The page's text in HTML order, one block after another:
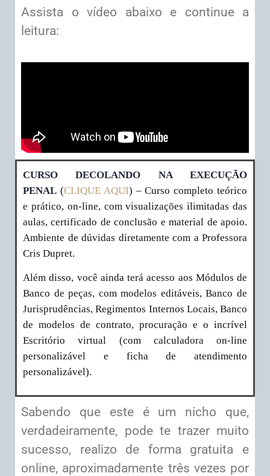
Assista o vídeo abaixo e continue a
leitura:
CURSO DECOLANDO NA EXECUÇÃO
PENAL (CLIQUE AQUI) – Curso completo teórico
e prático, on-line, com visualizações ilimitadas das
aulas, certificado de conclusão e material de apoio.
Ambiente de dúvidas diretamente com a Professora
Cris Dupret.
Além disso, você ainda terá acesso aos Módulos de
Banco de peças, com modelos editáveis, Banco de
Jurisprudências, Regimentos Internos Locais, Banco
de modelos de contrato, procuração e o incrível
Escritório virtual (com calculadora on-line
personalizável e ficha de atendimento
personalizável).
Sabendo que este é um nicho que,
verdadeiramente, pode te trazer muito
sucesso, realizo de forma gratuita e
online, aproximadamente três vezes por